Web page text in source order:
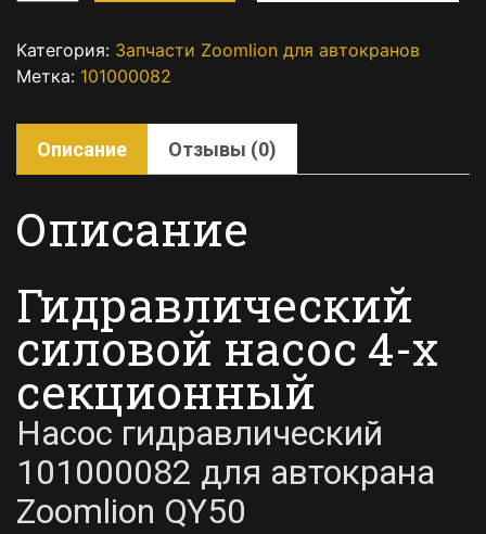
Категория: Запчасти Zoomlion для автокранов
Метка: 101000082
Описание Отзывы (0)
Описание
Гидравлический
силовой насос 4-х
секционный
Насос гидравлический
101000082 для автокрана
Zoomlion QY50